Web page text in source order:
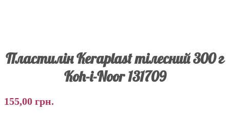
Пластилін Keraplast тілесний 300 г
Koh-i-Noor 131709
155,00 грн.